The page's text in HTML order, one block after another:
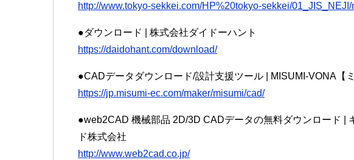
http://www.tokyo-sekkei.com/HP%20tokyo-sekkei/
●ダウンロード | 株式会社ダイドーハント
https://daidohant.com/download/
●CADデータダウンロード/設計支援ツール | MISUMI-VONA【ミ
https://jp.misumi-ec.com/maker/misumi/cad/
●web2CAD 機械部品 2D/3D CADデータの無料ダウンロード |
ド株式会社
http://www.web2cad.co.jp/